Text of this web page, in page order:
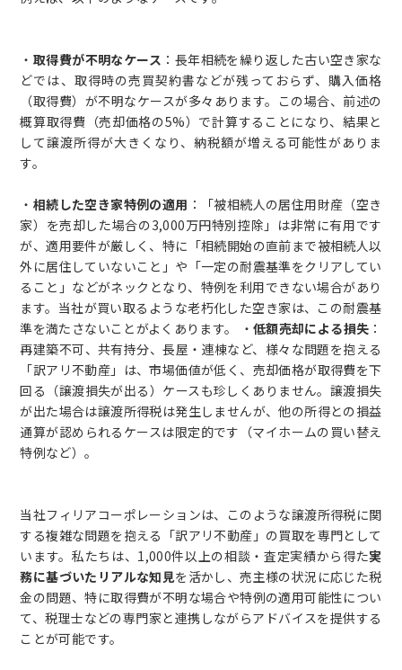
・ 取得費が不明なケース ：長年相続を繰り返した古い空き家な
どでは、取得時の売買契約書などが残っておらず、購入価格
（取得費）が不明なケースが多々あります。この場合、前述の
概算取得費（売却価格の5%）で計算することになり、結果と
して譲渡所得が大きくなり、納税額が増える可能性がありま
す。
・ 相続した空き家特例の適用 ：「被相続人の居住用財産（空き
家）を売却した場合の3,000万円特別控除」は非常に有用です
が、適用要件が厳しく、特に「相続開始の直前まで被相続人以
外に居住していないこと」や「一定の耐震基準をクリアしてい
ること」などがネックとなり、特例を利用できない場合があり
ます。当社が買い取るような老朽化した空き家は、この耐震基
準を満たさないことがよくあります。 ・低額売却による損失 ：
再建築不可、共有持分、長屋・連棟など、様々な問題を抱える
「訳アリ不動産」は、市場価値が低く、売却価格が取得費を下
回る（譲渡損失が出る）ケースも珍しくありません。譲渡損失
が出た場合は譲渡所得税は発生しませんが、他の所得との損益
通算が認められるケースは限定的です（マイホームの買い替え
特例など）。
当社フィリアコーポレーションは、このような譲渡所得税に関
する複雑な問題を抱える「訳アリ不動産」の買取を専門として
います。私たちは、1,000件以上の相談・査定実績から得た実
務に基づいたリアルな知見を活かし、売主様の状況に応じた税
金の問題、特に取得費が不明な場合や特例の適用可能性につい
て、税理士などの専門家と連携しながらアドバイスを提供する
ことが可能です。